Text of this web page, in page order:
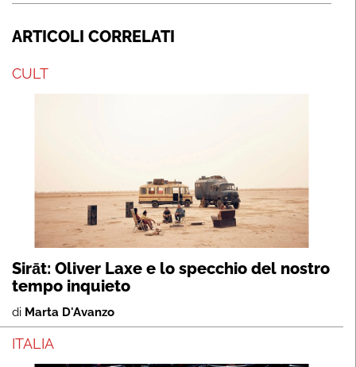
ARTICOLI CORRELATI
CULT
Sirāt: Oliver Laxe e lo specchio del nostro
tempo inquieto
di Marta D'Avanzo
ITALIA